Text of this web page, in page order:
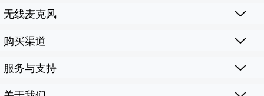
无线麦克风
购买渠道
服务与支持